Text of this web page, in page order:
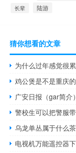
长辈 陆游
猜你想看的文章
为什么过年感觉很
鸡公煲是不是重庆
广安日报（gar简介）
警校生可以把警服
乌龙单丛属于什么茶
电视机万能遥控器